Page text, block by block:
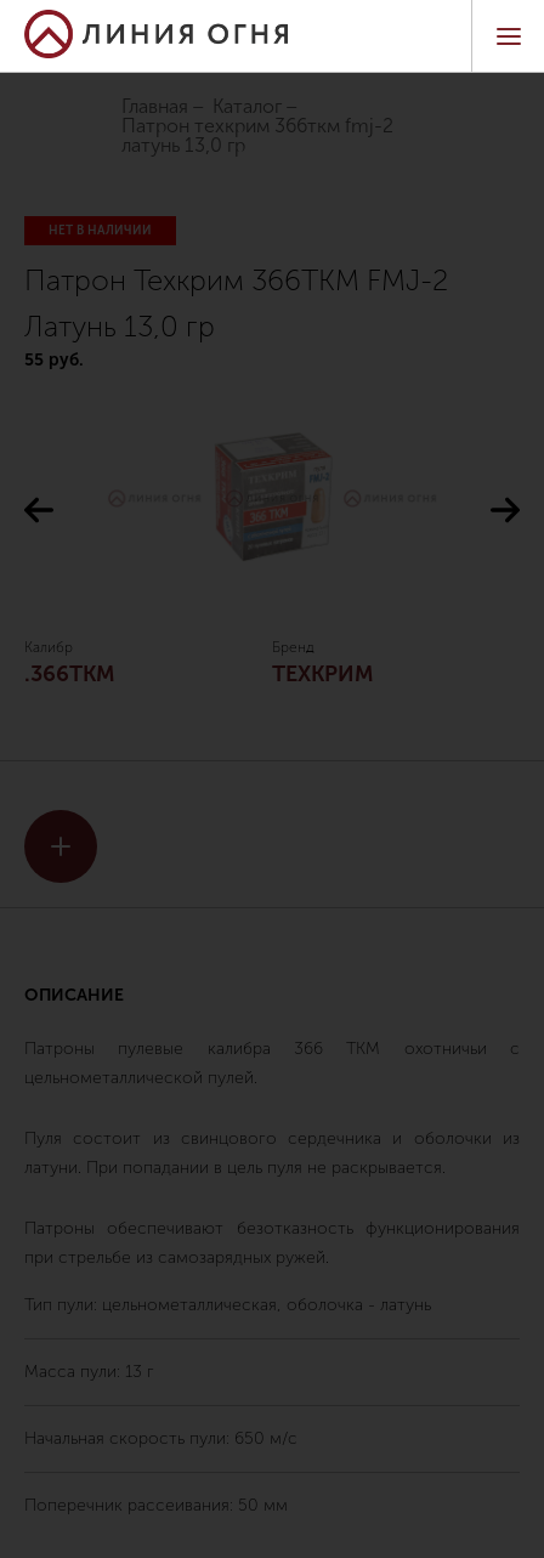
Главная
Каталог
патрон техкрим 366ткм fmj-2
латунь 13,0 гр
НЕТ В НАЛИЧИИ
Патрон Техкрим 366ТКМ FMJ-2
Латунь 13,0 гр
55 руб.
Калибр
.366TKM
Бренд
ТЕХКРИМ
ОПИСАНИЕ
Патроны пулевые калибра 366 ТКМ охотничьи с
цельнометаллической пулей.
Пуля состоит из свинцового сердечника и оболочки из
латуни. При попадании в цель пуля не раскрывается.
Патроны обеспечивают безотказность функционирования
при стрельбе из самозарядных ружей.
Тип пули: цельнометаллическая, оболочка - латунь
Масса пули: 13 г
Начальная скорость пули: 650 м/с
Поперечник рассеивания: 50 мм